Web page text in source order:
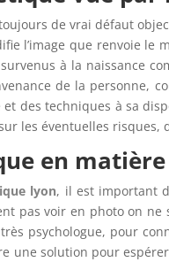
de vrai défaut
l’image que renvoie le
à la naissance
de la personne,
des techniques à sa
les éventuelles
en
lyon, il est important
pas voir en photo on
psychologue, pour
une solution pour